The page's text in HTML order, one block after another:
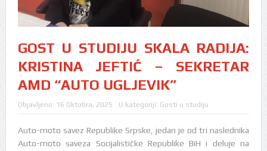
GOST U STUDIJU SKALA RADIJA:
KRISTINA JEFTIĆ – SEKRETAR
AMD “AUTO UGLJEVIK”
Objavljeno: 16 Oktobra, 2025 U kategoriji: Gosti u studiju
Auto-moto savez Republike Srpske, jedan je od tri naslednika
Auto-moto saveza Socijalističke Republike BiH i deluje na